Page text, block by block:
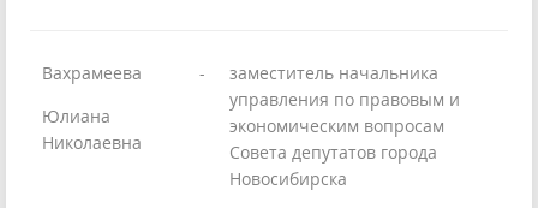
Вахрамеева
Юлиана
Николаевна
-
заместитель начальника
управления по правовым и
экономическим вопросам
Совета депутатов города
Новосибирска